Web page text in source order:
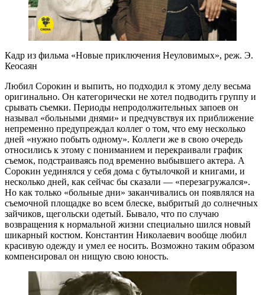
Кадр из фильма «Новые приключения Неуловимых», реж. Э.
Кеосаян
Любил Сорокин и выпить, но подходил к этому делу весьма
оригинально. Он категорически не хотел подводить группу и
срывать съемки. Периоды непродолжительных запоев он
называл «больными днями» и предчувствуя их приближение
непременно предупреждал коллег о том, что ему несколько
дней «нужно побыть одному». Коллеги же в свою очередь
относились к этому с пониманием и перекраивали график
съемок, подстраиваясь под временно выбывшего актера. А
Сорокин уединялся у себя дома с бутылочкой и книгами, и
несколько дней, как сейчас бы сказали — «перезагружался».
Но как только «больные дни» заканчивались он появлялся на
съемочной площадке во всем блеске, выбритый до солнечных
зайчиков, щегольски одетый. Бывало, что по случаю
возвращения к нормальной жизни специально шился новый
шикарный костюм. Константин Николаевич вообще любил
красивую одежду и умел ее носить. Возможно таким образом
компенсировал он нищую свою юность.